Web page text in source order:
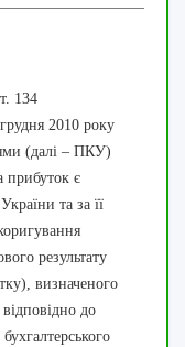
134
2010 року
(далі – ПКУ)
прибуток є
та за її
результату
визначеного
до